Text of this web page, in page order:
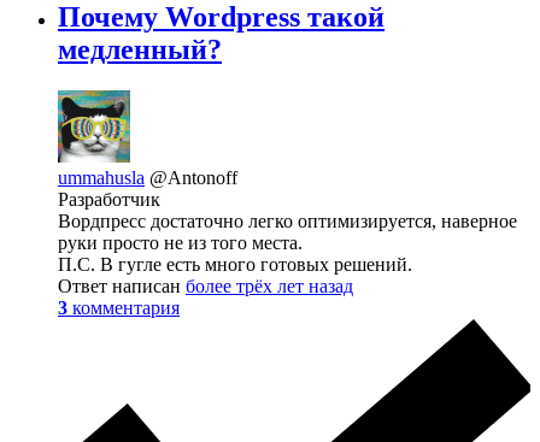
Почему Wordpress такой
медленный?
ummahusla @Antonoff
Разработчик
Вордпресс достаточно легко оптимизируется, наверное
руки просто не из того места.
П.С. В гугле есть много готовых решений.
Ответ написан более трёх лет назад
3 комментария